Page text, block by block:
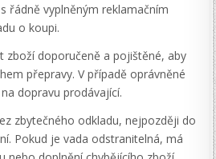
řádně vyplněným reklamačním
o koupi.
zboží doporučeně a pojištěné, aby
přepravy. V případě oprávněné
dopravu prodávající.
zbytečného odkladu, nejpozději do
Pokud je vada odstranitelná, má